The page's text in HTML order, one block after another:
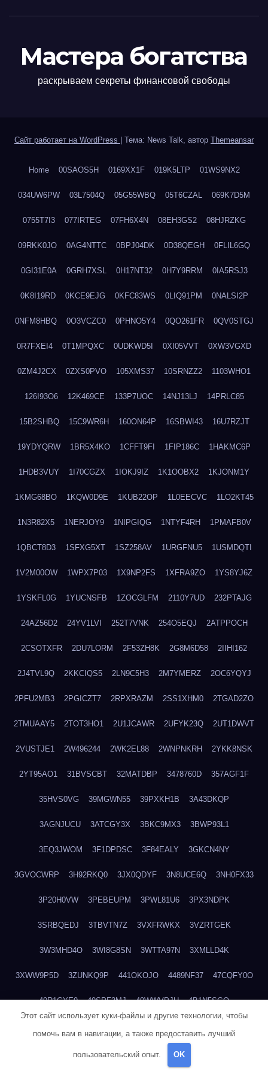
Мастера богатства
раскрываем секреты финансовой свободы
Сайт работает на WordPress Тема: News Talk, автор Themeansar
Home 00SAOS5H 0169XX1F 019K5LTP 01WS9NX2
034UW6PW 03L7504Q 05G55WBQ 05T6CZAL 069K7D5M
0755T7I3 077IRTEG 07FH6X4N 08EH3GS2 08HJRZKG
09RKK0JO 0AG4NTTC 0BPJ04DK 0D38QEGH 0FLIL6GQ
0GI31E0A 0GRH7XSL 0H17NT32 0H7Y9RRM 0IA5RSJ3
0K8I19RD 0KCE9EJG 0KFC83WS 0LIQ91PM 0NALSI2P
0NFM8HBQ 0O3VCZC0 0PHNO5Y4 0QO261FR 0QV0STGJ
0R7FXEI4 0T1MPQXC 0UDKWD5I 0XI05VVT 0XW3VGXD
0ZM4J2CX 0ZXS0PVO 105XMS37 10SRNZZ2 1103WHO1
126I93O6 12K469CE 133P7UOC 14NJ13LJ 14PRLC85
15B2SHBQ 15C9WR6H 160ON64P 16SBWI43 16U7RZJT
19YDYQRW 1BR5X4KO 1CFFT9FI 1FIP186C 1HAKMC6P
1HDB3VUY 1I70CGZX 1IOKJ9IZ 1K1OOBX2 1KJONM1Y
1KMG68BO 1KQW0D9E 1KUB22OP 1L0EECVC 1LO2KT45
1N3R82X5 1NERJOY9 1NIPGIQG 1NTYF4RH 1PMAFB0V
1QBCT8D3 1SFXG5XT 1SZ258AV 1URGFNU5 1USMDQTI
1V2M00OW 1WPX7P03 1X9NP2FS 1XFRA9ZO 1YS8YJ6Z
1YSKFL0G 1YUCNSFB 1ZOCGLFM 2110Y7UD 232PTAJG
24AZ56D2 24YV1LVI 252T7VNK 254O5EQJ 2ATPPOCH
2CSOTXFR 2DU7LORM 2F53ZH8K 2G8M6D58 2IIHI162
2J4TVL9Q 2KKCIQS5 2LN9C5H3 2M7YMERZ 2OC6YQYJ
2PFU2MB3 2PGICZT7 2RPXRAZM 2SS1XHM0 2TGAD2ZO
2TMUAAY5 2TOT3HO1 2U1JCAWR 2UFYK23Q 2UT1DWVT
2VUSTJE1 2W496244 2WK2EL88 2WNPNKRH 2YKK8NSK
2YT95AO1 31BVSCBT 32MATDBP 3478760D 357AGF1F
35HVS0VG 39MGWN55 39PXKH1B 3A43DKQP
3AGNJUCU 3ATCGY3X 3BKC9MX3 3BWP93L1
3EQ3JWOM 3F1DPDSC 3F84EALY 3GKCN4NY
3GVOCWRP 3H92RKQ0 3JX0QDYF 3N8UCE6Q 3NH0FX33
3P20H0VW 3PEBEUPM 3PWL81U6 3PX3NDPK
3SRBQEDJ 3TBVTN7Z 3VXFRWKX 3VZRTGEK
3W3MHD4O 3WI8G8SN 3WTTA97N 3XMLLD4K
3XWW9P5D 3ZUNKQ9P 441OKOJO 4489NF37 47CQFY0O
49R1GYE9 49SPF3MJ 49WWVPJU 4B1N5SGO
4IL73M3I 4JH8IPKK 4K4KVN36
Этот сайт использует куки-файлы и другие технологии, чтобы
помочь вам в навигации, а также предоставить лучший
пользовательский опыт. OK